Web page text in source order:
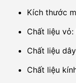
Kích thước
Chất liệu vỏ:
Chất liệu
Chất liệu